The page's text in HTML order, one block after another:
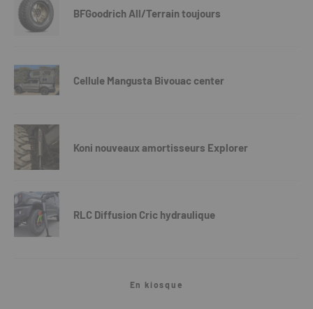
BFGoodrich All/Terrain toujours
Cellule Mangusta Bivouac center
Koni nouveaux amortisseurs Explorer
RLC Diffusion Cric hydraulique
En kiosque